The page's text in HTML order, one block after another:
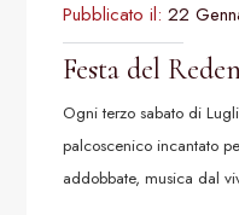
Pubblicato il: 22
Festa del
Ogni terzo sabato di
palcoscenico incantato
addobbate, musica dal